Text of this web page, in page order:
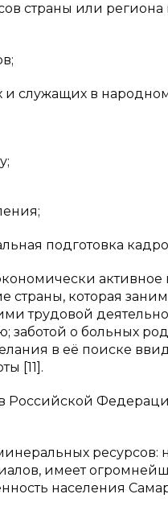
страны или
служащих в народном
подготовка
активное
страны, которая
трудовой
заботой о больных
в её поиске
[11].
Российской
ресурсов:
имеет
населения